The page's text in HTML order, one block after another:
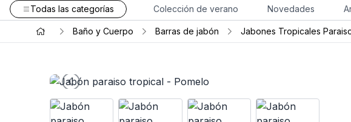
Todas las categorías Colección de verano Novedades
Baño y Cuerpo Barras de jabón Jabones Tropicales